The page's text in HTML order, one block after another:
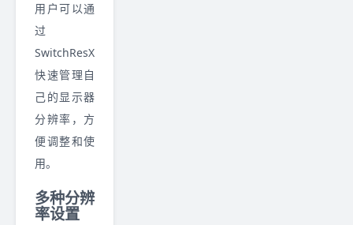
用户可以通
过
SwitchResX
快速管理自
己的显示器
分辨率，方
便调整和使
用。
多种分辨
率设置